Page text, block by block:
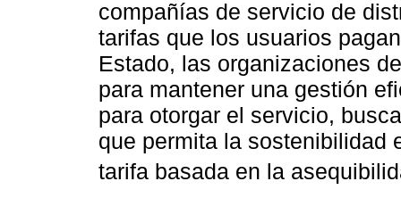
compañías de servicio de
tarifas que los usuarios
Estado, las organizaciones
para mantener una gestión
para otorgar el servicio,
que permita la sostenibilidad
tarifa basada en la